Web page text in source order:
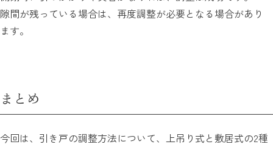
隙間が残っている場合は、再度調整が必要となる場合があり
ます。
まとめ
今回は、引き戸の調整方法について、上吊り式と敷居式の2種